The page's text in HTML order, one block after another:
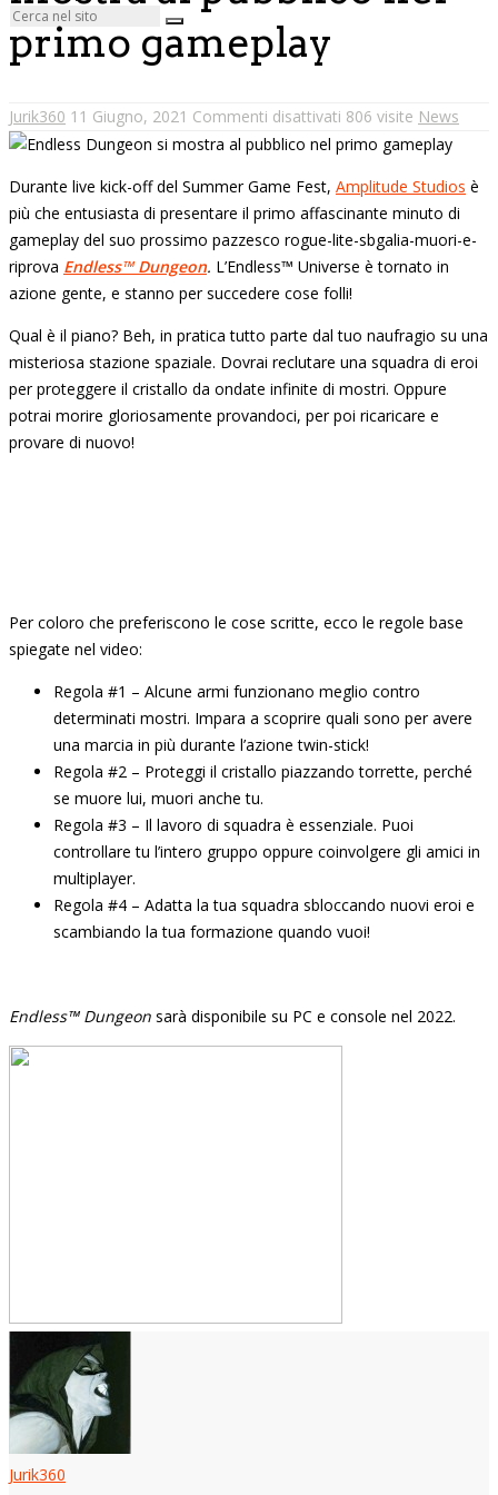
primo gameplay
Jurik360 11 Giugno, 2021 Commenti disattivati 806 visite News
Durante live kick-off del Summer Game Fest, Amplitude Studios è
più che entusiasta di presentare il primo affascinante minuto di
gameplay del suo prossimo pazzesco rogue-lite-sbgalia-muori-e-
riprova Endless™ Dungeon. L’Endless™ Universe è tornato in
azione gente, e stanno per succedere cose folli!
Qual è il piano? Beh, in pratica tutto parte dal tuo naufragio su una
misteriosa stazione spaziale. Dovrai reclutare una squadra di eroi
per proteggere il cristallo da ondate infinite di mostri. Oppure
potrai morire gloriosamente provandoci, per poi ricaricare e
provare di nuovo!
Per coloro che preferiscono le cose scritte, ecco le regole base
spiegate nel video:
Regola #1 – Alcune armi funzionano meglio contro
determinati mostri. Impara a scoprire quali sono per avere
una marcia in più durante l’azione twin-stick!
Regola #2 – Proteggi il cristallo piazzando torrette, perché
se muore lui, muori anche tu.
Regola #3 – Il lavoro di squadra è essenziale. Puoi
controllare tu l’intero gruppo oppure coinvolgere gli amici in
multiplayer.
Regola #4 – Adatta la tua squadra sbloccando nuovi eroi e
scambiando la tua formazione quando vuoi!
Endless™ Dungeon sarà disponibile su PC e console nel 2022.
Jurik360